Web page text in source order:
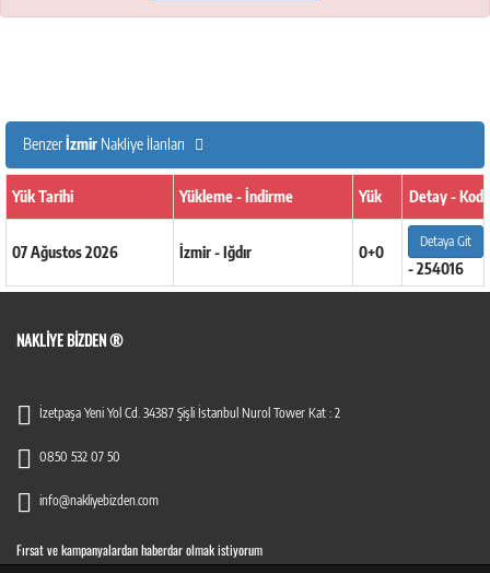
Benzerİzmir Nakliye İlanları
Yük Tarihi Yükleme - İndirme Yük Detay - Kod
07 Ağustos 2026 İzmir - Iğdır 0+0
Detaya Git
- 254016
NAKLIYE BIZDEN ®
İzetpaşa Yeni Yol Cd. 34387 Şişli İstanbul Nurol Tower Kat : 2
0850 532 07 50
info@nakliyebizden.com
Fırsat ve kampanyalardan haberdar olmak istiyorum